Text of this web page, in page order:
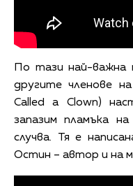
По тази най-важна
другите членове
Called a Clown)
запазим пламъка
случва. Тя е
Остин – автор и на